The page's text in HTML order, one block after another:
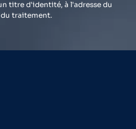
titre d'identité, à l'adresse du
du traitement.